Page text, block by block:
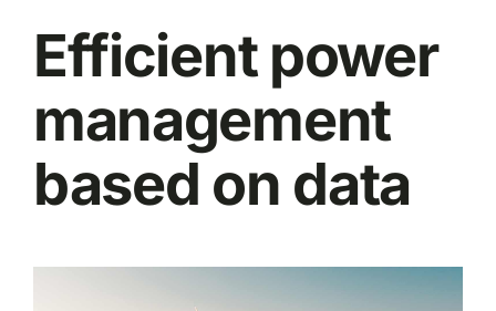
Efficient power
management
based on data